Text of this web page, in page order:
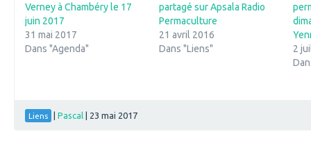
Verney à Chambéry le 17
juin 2017
31 mai 2017
Dans "Agenda"
partagé sur Apsala Radio
Permaculture
21 avril 2016
Dans "Liens"
2
Liens Pascal 23 mai 2017